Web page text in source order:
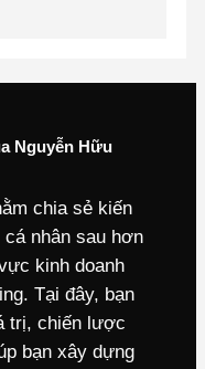
Nguyễn Hữu
chia sẻ kiến
nhân sau hơn
kinh doanh
Tại đây, bạn
trị, chiến lược
bạn xây dựng